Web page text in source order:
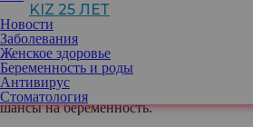
KIZ 25 ЛЕТ
Новости
Заболевания
Женское здоровье
Беременность и роды
Антивирус
Стоматология
и подготавливают организм к
Для улучшения фертильности в рацион
определенные продукты.
Фасоль и другие бобовые
Растительный белок, содержащийся,
зачатие. Чечевица, тофу, красная
шансы на беременность.